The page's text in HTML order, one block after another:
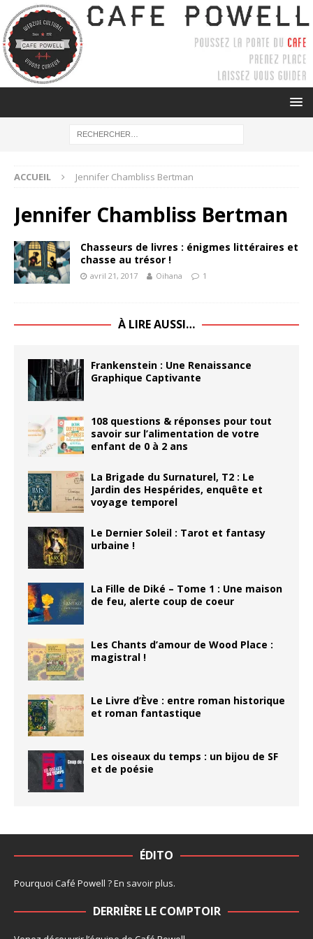
ACCUEIL Jennifer Chambliss Bertman
Jennifer Chambliss Bertman
Chasseurs de livres : énigmes littéraires et
chasse au trésor !
avril 21, 2017 Oihana 1
À LIRE AUSSI…
Frankenstein : Une Renaissance
Graphique Captivante
108 questions & réponses pour tout
savoir sur l’alimentation de votre
enfant de 0 à 2 ans
La Brigade du Surnaturel, T2 : Le
Jardin des Hespérides, enquête et
voyage temporel
Le Dernier Soleil : Tarot et fantasy
urbaine !
La Fille de Diké – Tome 1 : Une maison
de feu, alerte coup de coeur
Les Chants d’amour de Wood Place :
magistral !
Le Livre d’Ève : entre roman historique
et roman fantastique
Les oiseaux du temps : un bijou de SF
et de poésie
ÉDITO
Pourquoi Café Powell ?En savoir plus.
DERRIÈRE LE COMPTOIR